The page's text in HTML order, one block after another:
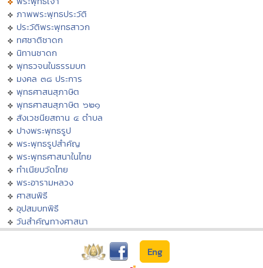
ภาพพระพุทธประวัติ
ประวัติพระพุทธสาวก
ทศชาติชาดก
นิทานชาดก
พุทธวจนในธรรมบท
มงคล ๓๘ ประการ
พุทธศาสนสุภาษิต
พุทธศาสนสุภาษิต ๖๒๑
สังเวชนียสถาน ๔ ตำบล
ปางพระพุทธรูป
พระพุทธรูปสำคัญ
พระพุทธศาสนาในไทย
ทำเนียบวัดไทย
พระอารามหลวง
ศาสนพิธี
อุปสมบทพิธี
วันสำคัญทางศาสนา
Eng